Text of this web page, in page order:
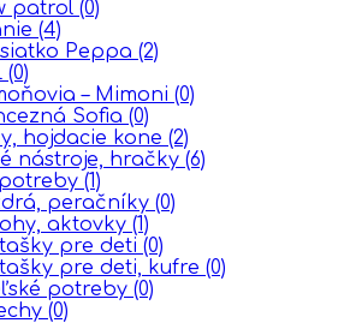
patrol (0)
(4)
Peppa (2)
(0)
– Mimoni (0)
Sofia (0)
hojdacie kone (2)
nástroje, hračky (6)
(1)
peračníky (0)
aktovky (1)
pre deti (0)
pre deti, kufre (0)
potreby (0)
(0)